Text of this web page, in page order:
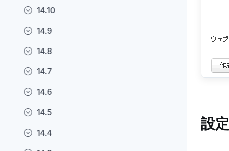
14.10
14.9
14.8
14.7
14.6
14.5
14.4
設